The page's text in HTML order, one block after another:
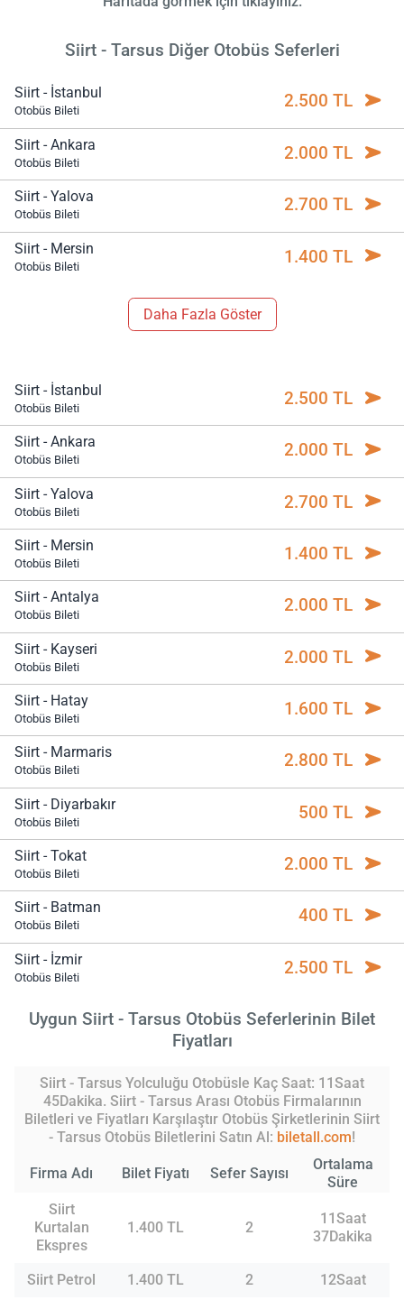
Siirt - Tarsus Diğer Otobüs Seferleri
Siirt - İstanbul
Otobüs Bileti 2.500 TL
Siirt - Ankara
Otobüs Bileti 2.000 TL
Siirt - Yalova
Otobüs Bileti 2.700 TL
Siirt - Mersin
Otobüs Bileti 1.400 TL
Daha Fazla Göster
Siirt - İstanbul
Otobüs Bileti 2.500 TL
Siirt - Ankara
Otobüs Bileti 2.000 TL
Siirt - Yalova
Otobüs Bileti 2.700 TL
Siirt - Mersin
Otobüs Bileti 1.400 TL
Siirt - Antalya
Otobüs Bileti 2.000 TL
Siirt - Kayseri
Otobüs Bileti 2.000 TL
Siirt - Hatay
Otobüs Bileti 1.600 TL
Siirt - Marmaris
Otobüs Bileti 2.800 TL
Siirt - Diyarbakır
Otobüs Bileti 500 TL
Siirt - Tokat
Otobüs Bileti 2.000 TL
Siirt - Batman
Otobüs Bileti 400 TL
Siirt - İzmir
Otobüs Bileti 2.500 TL
Uygun Siirt - Tarsus Otobüs Seferlerinin Bilet
Fiyatları
Siirt - Tarsus Yolculuğu Otobüsle Kaç Saat: 11Saat
45Dakika. Siirt - Tarsus Arası Otobüs Firmalarının
Biletleri ve Fiyatları Karşılaştır Otobüs Şirketlerinin Siirt
- Tarsus Otobüs Biletlerini Satın Al: biletall.com!
Firma Adı Bilet Fiyatı Sefer Sayısı
Ortalama
Süre
Siirt
Kurtalan
Ekspres
1.400 TL 2
11Saat
37Dakika
Siirt Petrol 1.400 TL 2
12Saat